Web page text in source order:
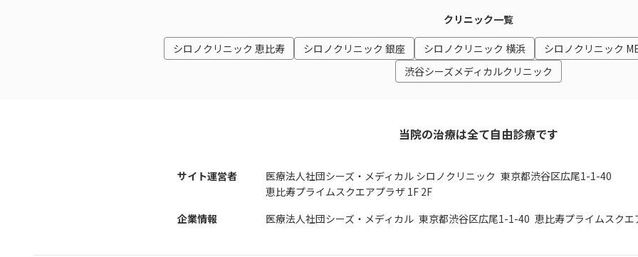
クリニック一覧
シロノクリニック 恵比寿 シロノクリニック 銀座 シロノクリニック 横浜
シロノクリニック
渋谷シーズメディカルクリニック
当院の治療は全て自由診療です
サイト運営者 医療法人社団シーズ・メディカル シロノクリニック 東京都渋谷区広尾1-1-40
恵比寿プライムスクエアプラザ 1F 2F
企業情報
医療法人社団シーズ・メディカル 東京都渋谷区広尾1-1-40 恵比寿プライムスクエ